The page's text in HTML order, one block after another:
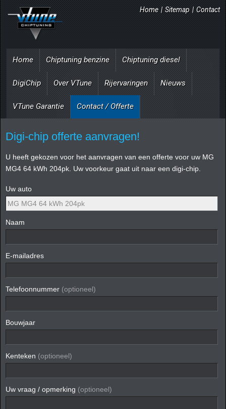
Home | Sitemap | Contact
Home Chiptuning benzine Chiptuning diesel
DigiChip Over VTune Rijervaringen Nieuws
VTune Garantie Contact / Offerte
Digi-chip offerte aanvragen!
U heeft gekozen voor het aanvragen van een offerte voor uw MG
MG4 64 kWh 204pk. Uw voorkeur gaat uit naar een digi-chip.
Uw auto
Naam
E-mailadres
Telefoonnummer (optioneel)
Bouwjaar
Kenteken (optioneel)
Uw vraag / opmerking (optioneel)